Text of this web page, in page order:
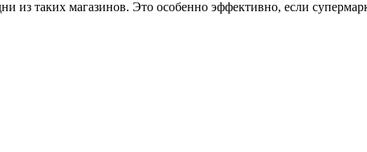
таких магазинов. Это особенно эффективно, если